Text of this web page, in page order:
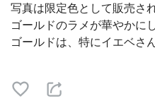
写真は限定色として販売さ
ゴールドのラメが華やかに
ゴールドは、特にイエベさ